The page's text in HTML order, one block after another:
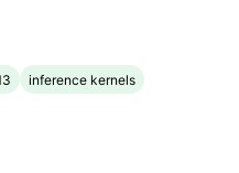
inference kernels